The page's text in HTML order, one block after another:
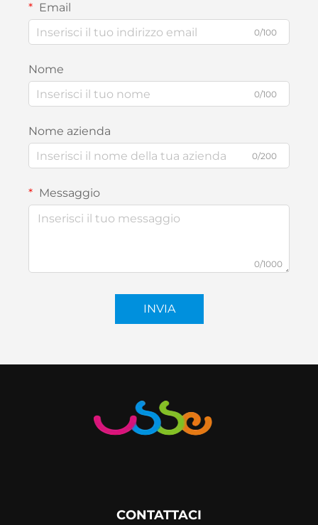
Email
0/100
Nome
0/100
Nome azienda
0/200
Messaggio
0/1000
INVIA
CONTATTACI